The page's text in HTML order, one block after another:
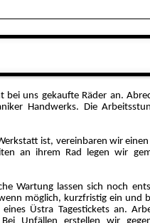
uns gekaufte Räder an.
Handwerks. Die
ist, vereinbaren wir
an ihrem Rad legen wir
Wartung lassen sich noch
möglich, kurzfristig ein und
Üstra Tagestickets an.